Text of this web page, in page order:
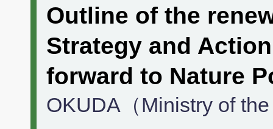
Outline of the
Strategy and
forward to Nature
OKUDA（Ministry of